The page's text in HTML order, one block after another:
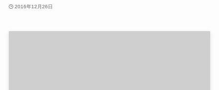
2016年12月26日